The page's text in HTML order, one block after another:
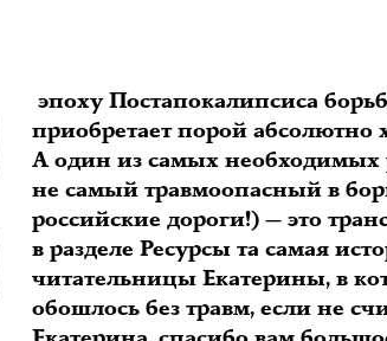
эпоху Постапокалипсиса
приобретает порой абсолютно
А один из самых необходимых
не самый травмоопасный в
российские дороги!) — это
в разделе Ресурсы та самая
читательницы Екатерины, в
обошлось без травм, если не